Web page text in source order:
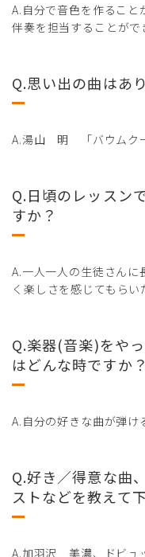
A.自分で音色を作ること
伴奏を担当することがで
Q.思い出の曲はあ
A.湯山 明 「バウムク
Q.日頃のレッスン
すか？
A.一人一人の生徒さんに
く楽しさを感じてもらい
Q.楽器(音楽)をや
はどんな時ですか？
A.自分の好きな曲が弾け
Q.好き／得意な曲
ストなどを教えて
A.加羽沢 美濃、ドビュ